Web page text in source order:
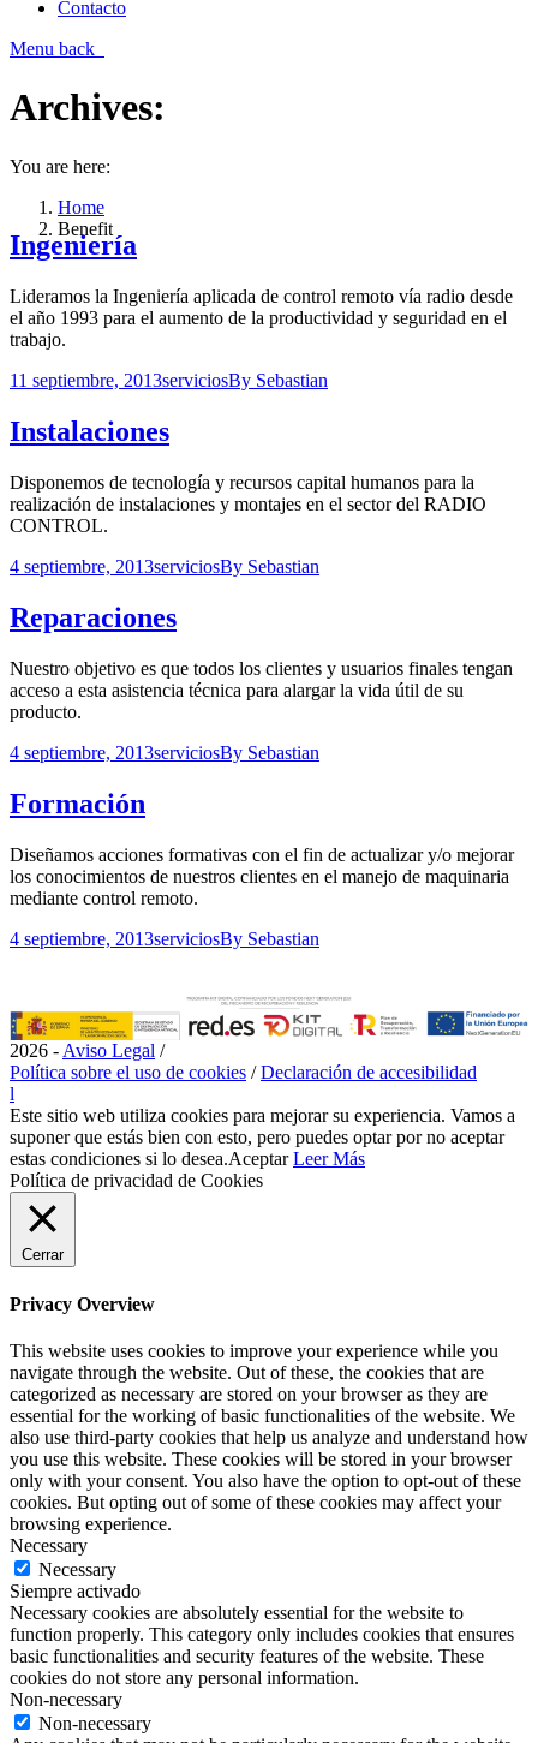
Contacto
Menu back
Archives:
You are here:
Home
Benefit
Ingeniería
Lideramos la Ingeniería aplicada de control remoto vía radio desde
el año 1993 para el aumento de la productividad y seguridad en el
trabajo.
11 septiembre, 2013serviciosBy Sebastian
Instalaciones
Disponemos de tecnología y recursos capital humanos para la
realización de instalaciones y montajes en el sector del RADIO
CONTROL.
4 septiembre, 2013serviciosBy Sebastian
Reparaciones
Nuestro objetivo es que todos los clientes y usuarios finales tengan
acceso a esta asistencia técnica para alargar la vida útil de su
producto.
4 septiembre, 2013serviciosBy Sebastian
Formación
Diseñamos acciones formativas con el fin de actualizar y/o mejorar
los conocimientos de nuestros clientes en el manejo de maquinaria
mediante control remoto.
4 septiembre, 2013serviciosBy Sebastian
2026 -Aviso Legal /
Política sobre el uso de cookies /Declaración de accesibilidad
l
Este sitio web utiliza cookies para mejorar su experiencia. Vamos a
suponer que estás bien con esto, pero puedes optar por no aceptar
estas condiciones si lo desea.Aceptar Leer Más
Política de privacidad de Cookies
Cerrar
Privacy Overview
This website uses cookies to improve your experience while you
navigate through the website. Out of these, the cookies that are
categorized as necessary are stored on your browser as they are
essential for the working of basic functionalities of the website. We
also use third-party cookies that help us analyze and understand how
you use this website. These cookies will be stored in your browser
only with your consent. You also have the option to opt-out of these
cookies. But opting out of some of these cookies may affect your
browsing experience.
Necessary
Necessary
Siempre activado
Necessary cookies are absolutely essential for the website to
function properly. This category only includes cookies that ensures
basic functionalities and security features of the website. These
cookies do not store any personal information.
Non-necessary
Non-necessary